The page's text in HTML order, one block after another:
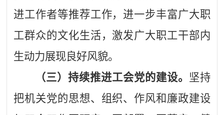
进工作者等推荐工作， 进一步丰富广大职
工群众的文化生活， 激发广大职工干部内
生动力展现良好风貌。
（三）持续推进工会党的建设。 坚持
把机关党的思想、组织、作风和廉政建设